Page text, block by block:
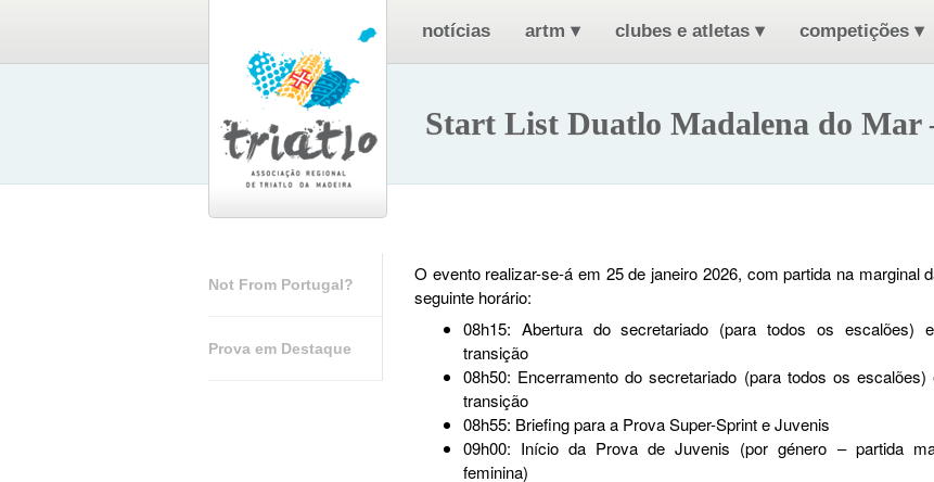
notícias artm ▾ clubes e atletas▾ competições▾
Start List Duatlo Madalena do Mar
Not From Portugal?
Prova em Destaque
O evento realizar-se-á em 25 de janeiro 2026, com partida na marginal
seguinte horário:
08h15: Abertura do secretariado (para todos os escalões)
transição
08h50: Encerramento do secretariado (para todos os
transição
08h55: Briefing para a Prova Super-Sprint e Juvenis
09h00: Início da Prova de Juvenis (por género – partida
feminina)